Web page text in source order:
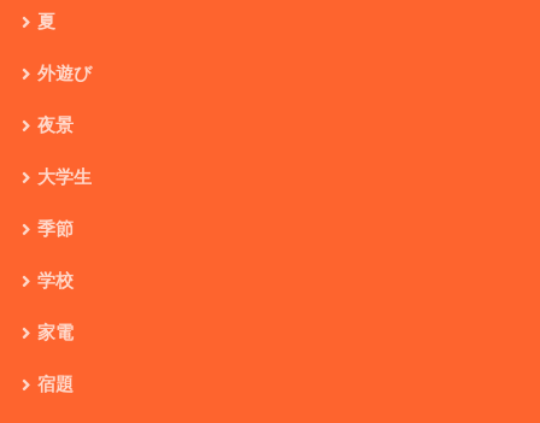
夏
外遊び
夜景
大学生
季節
学校
家電
宿題